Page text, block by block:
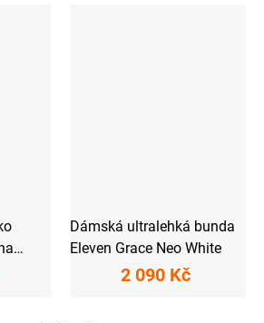
Dámská ultralehká bunda
Eleven Grace Neo White
2 090 Kč